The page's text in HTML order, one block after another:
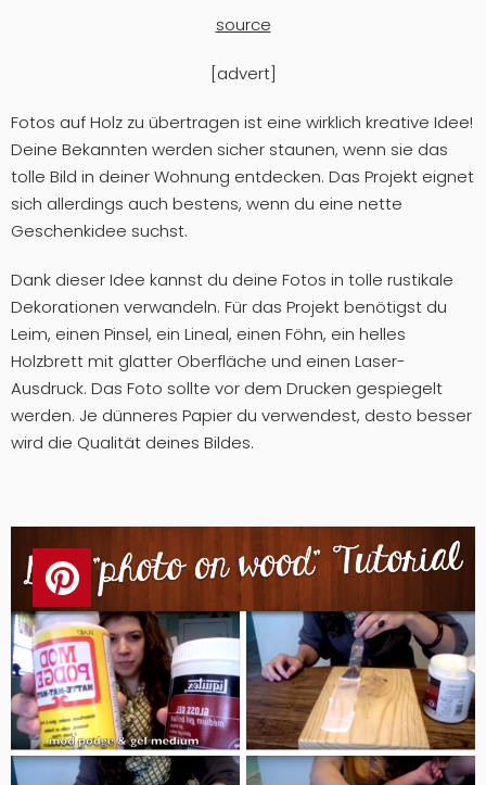
source
[advert]
Fotos auf Holz zu übertragen ist eine wirklich kreative Idee!
Deine Bekannten werden sicher staunen, wenn sie das
tolle Bild in deiner Wohnung entdecken. Das Projekt eignet
sich allerdings auch bestens, wenn du eine nette
Geschenkidee suchst.
Dank dieser Idee kannst du deine Fotos in tolle rustikale
Dekorationen verwandeln. Für das Projekt benötigst du
Leim, einen Pinsel, ein Lineal, einen Föhn, ein helles
Holzbrett mit glatter Oberfläche und einen Laser-
Ausdruck. Das Foto sollte vor dem Drucken gespiegelt
werden. Je dünneres Papier du verwendest, desto besser
wird die Qualität deines Bildes.